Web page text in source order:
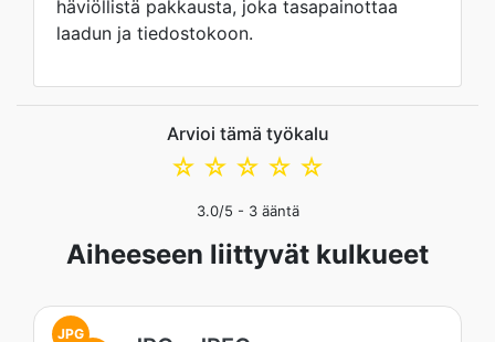
häviöllistä pakkausta, joka tasapainottaa
laadun ja tiedostokoon.
Arvioi tämä työkalu
☆
☆
☆
☆
☆
3.0/5 - 3ääntä
Aiheeseen liittyvät kulkueet
JPG